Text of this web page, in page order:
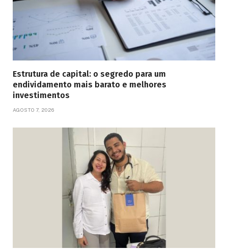
Estrutura de capital: o segredo para um
endividamento mais barato e melhores
investimentos
AGOSTO 7, 2026